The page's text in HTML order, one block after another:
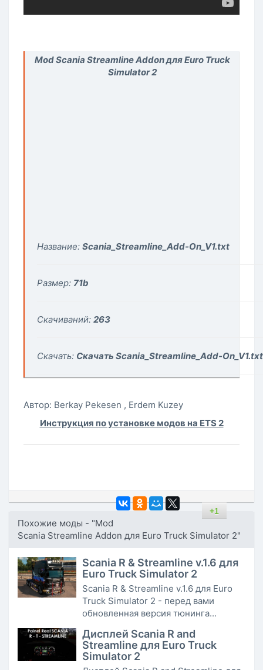
Mod Scania Streamline Addon для Euro Truck
Simulator 2
Название: Scania_Streamline_Add-On_V1.txt
Размер: 71b
Скачиваний: 263
Скачать: Скачать Scania_Streamline_Add-On_V1.txt
Автор: Berkay Pekesen , Erdem Kuzey
Инструкция по установке модов на ETS 2
+1
Похожие моды - "Mod
Scania Streamline Addon для Euro Truck Simulator 2"
Scania R & Streamline v.1.6 для
Euro Truck Simulator 2
Scania R & Streamline v.1.6 для Euro
Truck Simulator 2 - перед вами
обновленная версия тюнинга...
Дисплей Scania R and
Streamline для Euro Truck
Simulator 2